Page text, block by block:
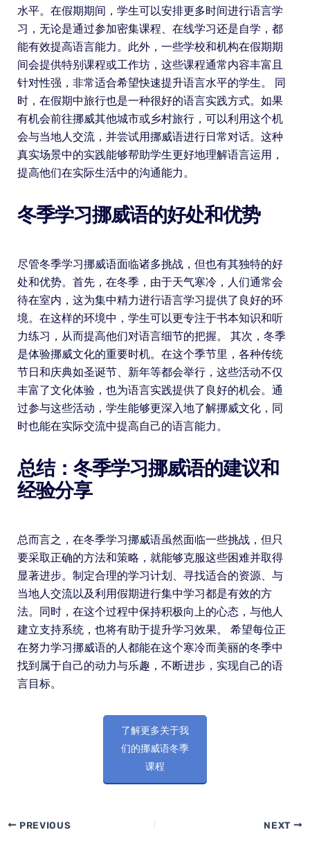
水平。在假期期间，学生可以安排更多时间进行语言学
习，无论是通过参加密集课程、在线学习还是自学，都
能有效提高语言能力。此外，一些学校和机构在假期期
间会提供特别课程或工作坊，这些课程通常内容丰富且
针对性强，非常适合希望快速提升语言水平的学生。 同
时，在假期中旅行也是一种很好的语言实践方式。如果
有机会前往挪威其他城市或乡村旅行，可以利用这个机
会与当地人交流，并尝试用挪威语进行日常对话。这种
真实场景中的实践能够帮助学生更好地理解语言运用，
提高他们在实际生活中的沟通能力。
冬季学习挪威语的好处和优势
尽管冬季学习挪威语面临诸多挑战，但也有其独特的好
处和优势。首先，在冬季，由于天气寒冷，人们通常会
待在室内，这为集中精力进行语言学习提供了良好的环
境。在这样的环境中，学生可以更专注于书本知识和听
力练习，从而提高他们对语言细节的把握。 其次，冬季
是体验挪威文化的重要时机。在这个季节里，各种传统
节日和庆典如圣诞节、新年等都会举行，这些活动不仅
丰富了文化体验，也为语言实践提供了良好的机会。通
过参与这些活动，学生能够更深入地了解挪威文化，同
时也能在实际交流中提高自己的语言能力。
总结：冬季学习挪威语的建议和
经验分享
总而言之，在冬季学习挪威语虽然面临一些挑战，但只
要采取正确的方法和策略，就能够克服这些困难并取得
显著进步。制定合理的学习计划、寻找适合的资源、与
当地人交流以及利用假期进行集中学习都是有效的方
法。同时，在这个过程中保持积极向上的心态，与他人
建立支持系统，也将有助于提升学习效果。 希望每位正
在努力学习挪威语的人都能在这个寒冷而美丽的冬季中
找到属于自己的动力与乐趣，不断进步，实现自己的语
言目标。
了解更多关于我
们的挪威语冬季
课程
PREVIOUS NEXT